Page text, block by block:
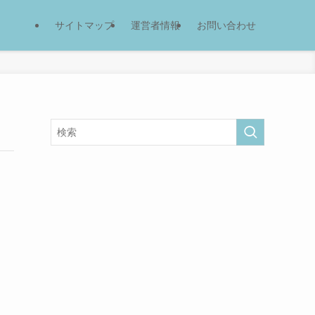
サイトマップ 運営者情報 お問い合わせ